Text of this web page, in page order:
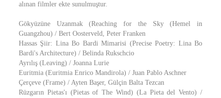
alınan filmler ekte sunulmuştur.
Gökyüzüne Uzanmak (Reaching for the Sky (Hemel in
Guangzhou) / Bert Oosterveld, Peter Franken
Hassas Şiir: Lina Bo Bardi Mimarisi (Precise Poetry: Lina Bo
Bardi's Architecture) / Belinda Rukschcio
Ayrılış (Leaving) / Joanna Lurie
Euritmia (Euritmia Enrico Mandirola) / Juan Pablo Aschner
Çerçeve (Frame) / Ayten Başer, Gülçin Balta Tezcan
Rüzgarın Pietas'ı (Pietas of The Wind) (La Pieta del Vento) /